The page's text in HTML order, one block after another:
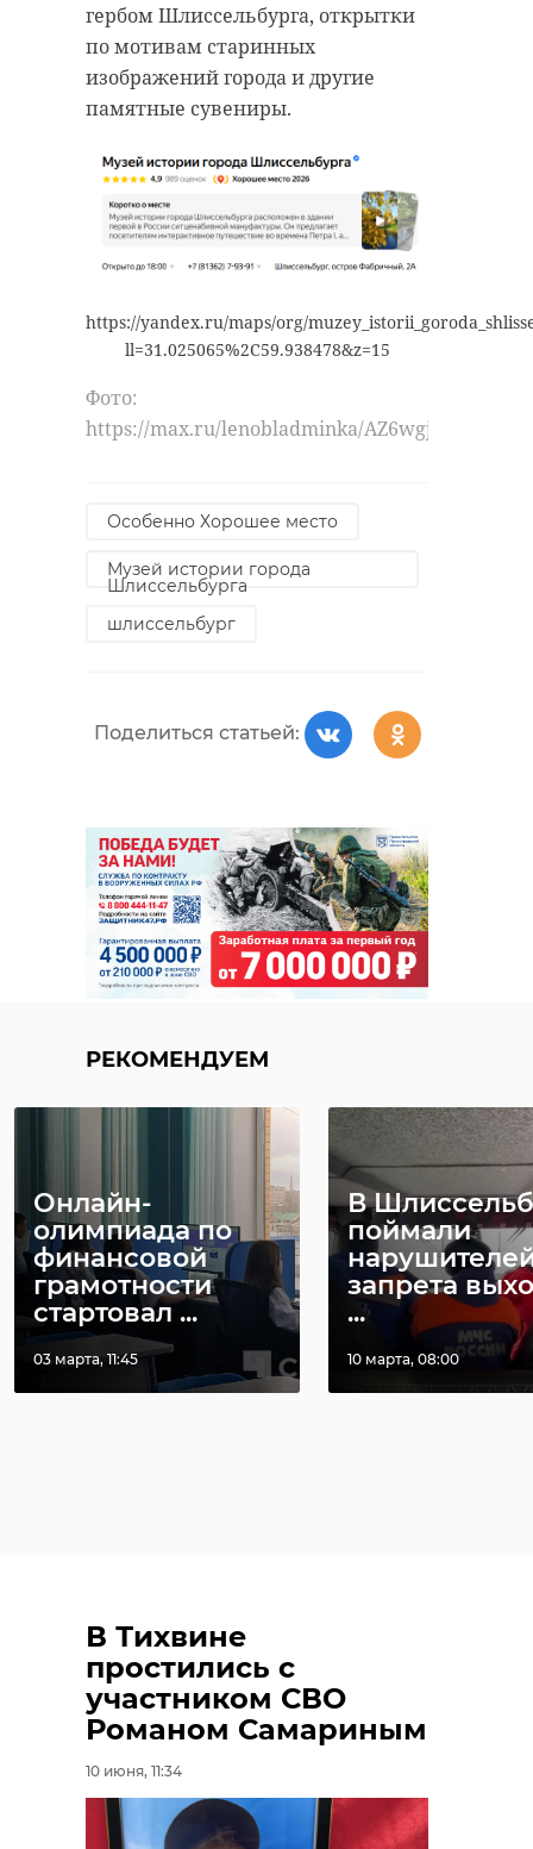
гербом Шлиссельбурга, открытки
по мотивам старинных
изображений города и другие
памятные сувениры.
https://yandex.ru/maps/org/
ll=31.025065%2C59.938478&z=15
Фото:
https://max.ru/lenobladminka/AZ6wgjkxTcw
Особенно Хорошее место
Музей истории города
Шлиссельбурга
шлиссельбург
Поделиться статьей:
РЕКОМЕНДУЕМ
Онлайн-
олимпиада по
финансовой
грамотности
стартовал ...
03 марта, 11:45
В
поймали
запрета
...
10 марта, 08:00
В Тихвине
простились с
участником СВО
Романом Самариным
10 июня, 11:34